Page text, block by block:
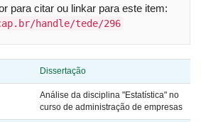
para citar ou linkar para este item:
handle/tede/296
Dissertação
Análise da disciplina "Estatística" no
curso de administração de empresas